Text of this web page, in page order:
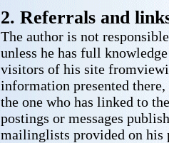
2. Referrals and
The author is not
unless he has full
visitors of his site
information presented
the one who has linked to
postings or messages
mailinglists provided on his